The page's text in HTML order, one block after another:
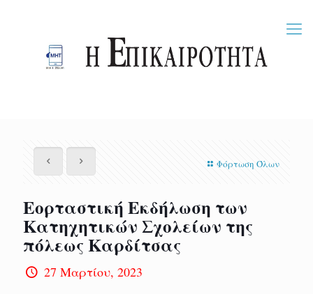
Φόρτωση Όλων
Εορταστική Εκδήλωση των
Κατηχητικών Σχολείων της
πόλεως Καρδίτσας
27 Μαρτίου, 2023